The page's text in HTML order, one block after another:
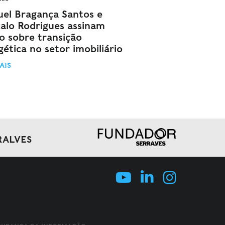
Bragança Santos e
Rodrigues assinam
sobre transição
no setor imobiliário